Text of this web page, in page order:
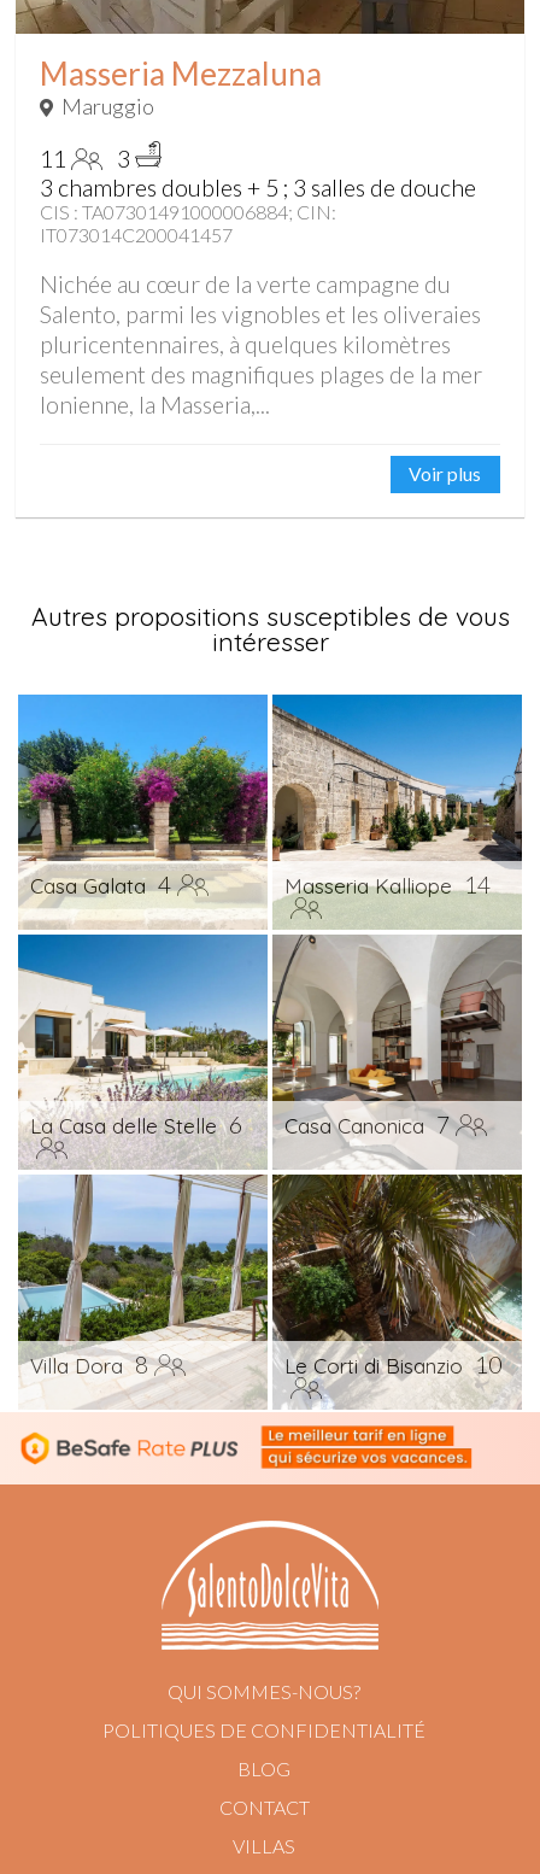
Masseria Mezzaluna
Maruggio
11
3
3 chambres doubles + 5 ; 3 salles de douche
CIS : TA07301491000006884; CIN:
IT073014C200041457
Nichée au cœur de la verte campagne du
Salento, parmi les vignobles et les oliveraies
pluricentennaires, à quelques kilomètres
seulement des magnifiques plages de la mer
Ionienne, la Masseria,...
Voir plus
Autres propositions susceptibles de vous
intéresser
Casa Galata 4 Masseria Kalliope 14
La Casa delle Stelle 6 Casa Canonica 7
Villa Dora 8 Le Corti di Bisanzio 10
QUI SOMMES-NOUS?
POLITIQUES DE CONFIDENTIALITÉ
BLOG
CONTACT
VILLAS